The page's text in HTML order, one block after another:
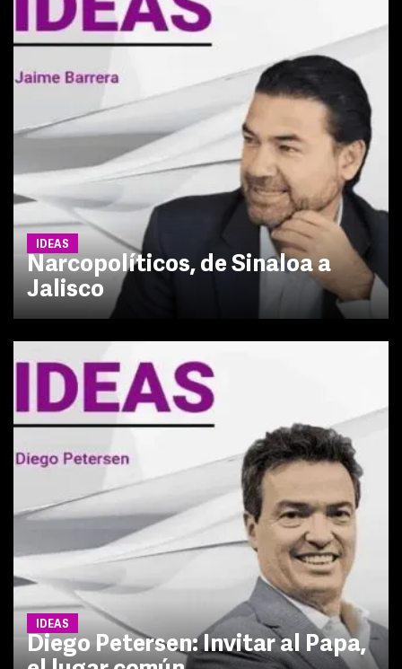
IDEAS
Narcopolíticos, de Sinaloa a
Jalisco
IDEAS
Diego Petersen: Invitar al Papa,